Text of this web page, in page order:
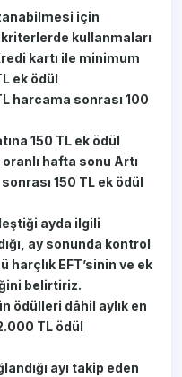
için
kullanmaları
kartı ile minimum
ek ödül
harcama sonrası 100
150 TL ek ödül
hafta sonu Artı
150 TL ek ödül
ayda ilgili
ay sonunda kontrol
harçlık EFT’sinin ve ek
belirtiriz.
ödülleri dâhil aylık en
TL ödül
ayı takip eden